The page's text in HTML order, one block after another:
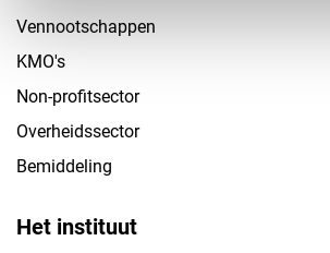
Vennootschappen
KMO's
Non-profitsector
Overheidssector
Bemiddeling
Het instituut